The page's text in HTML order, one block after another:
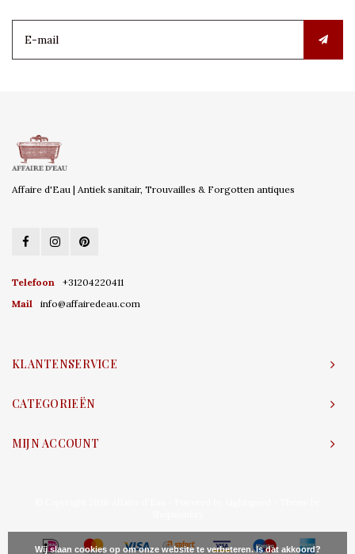
Affaire d'Eau | Antiek sanitair, Trouvailles & Forgotten antiques
Telefoon
+31204220411
Mail
info@affairedeau.com
KLANTENSERVICE
CATEGORIEËN
MIJN ACCOUNT
Wij slaan cookies op om onze website te verbeteren. Is dat akkoord?